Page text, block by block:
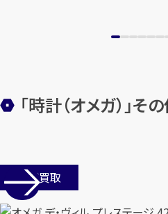
まずはお電話で
始
「時計（オメガ）」
店舗買取